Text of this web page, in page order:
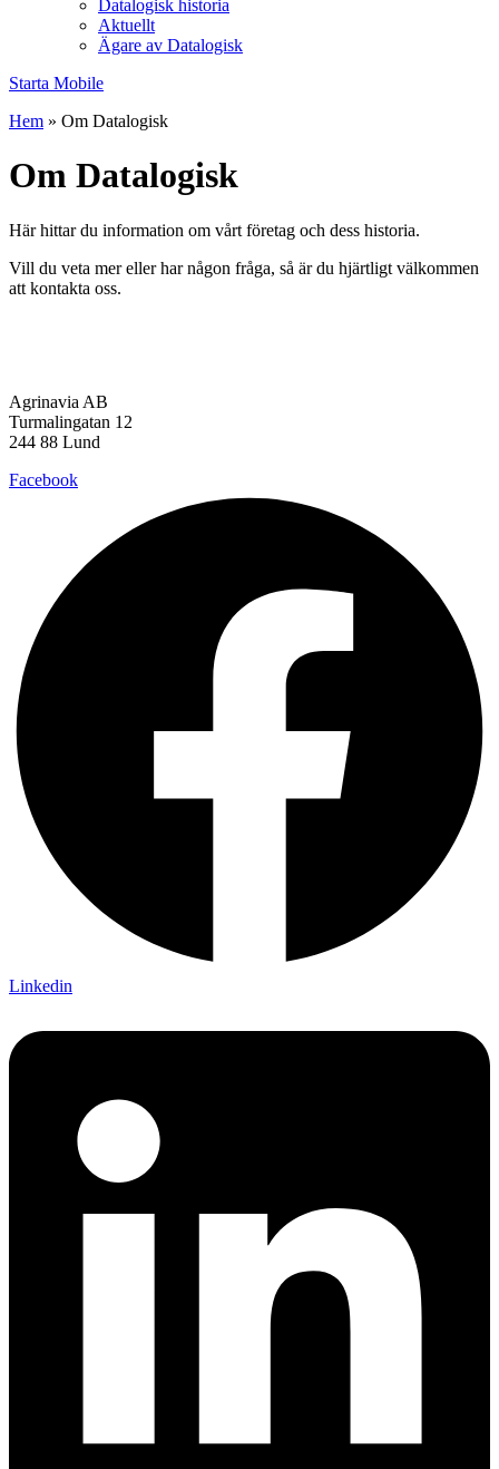
Datalogisk historia
Aktuellt
Ägare av Datalogisk
Starta Mobile
Hem » Om Datalogisk
Om Datalogisk
Här hittar du information om vårt företag och dess historia.
Vill du veta mer eller har någon fråga, så är du hjärtligt välkommen
att kontakta oss.
Agrinavia AB
Turmalingatan 12
244 88 Lund
Facebook
Linkedin